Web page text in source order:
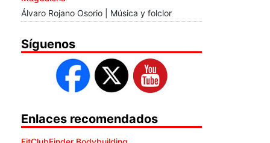
Álvaro Rojano Osorio | Música y folclor
Síguenos
Enlaces recomendados